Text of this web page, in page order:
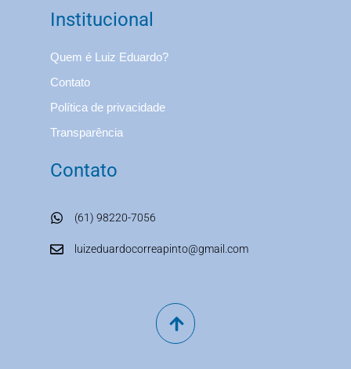
Institucional
Quem é Luiz Eduardo?
Contato
Política de privacidade
Transparência
Contato
(61) 98220-7056
luizeduardocorreapinto@gmail.com